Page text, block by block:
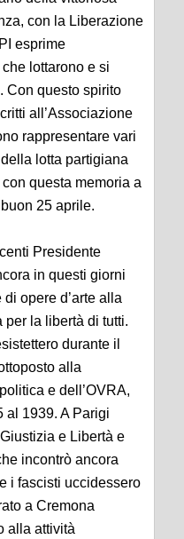
con la Liberazione
esprime
lottarono e si
Con questo spirito
all’Associazione
rappresentare vari
lotta partigiana
questa memoria a
25 aprile.
Presidente
in questi giorni
opere d’arte alla
per la libertà di tutti.
durante il
alla
e dell’OVRA,
al 1939. A Parigi
e Libertà e
incontrò ancora
i fascisti uccidessero
a Cremona
alla attività